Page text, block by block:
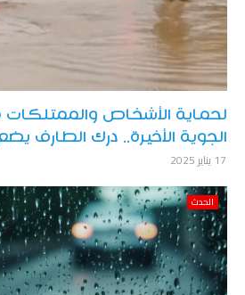
لحماية الأشخاص والممتلكات
الجوية الأخيرة.. درك الطارف
17 يناير 2025
الحدث